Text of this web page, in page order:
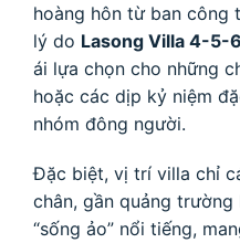
hoàng hôn từ ban công
lý do Lasong Villa 4-5-
ái lựa chọn cho những
hoặc các dịp kỷ niệm
nhóm đông người.
Đặc biệt, vị trí villa chỉ
chân, gần quảng
“sống ảo” nổi tiếng,